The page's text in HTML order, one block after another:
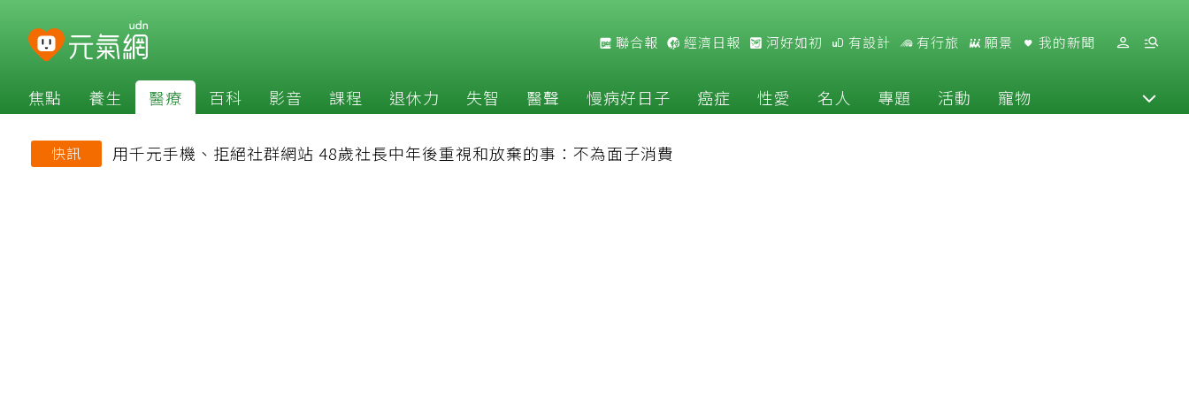
聯合報 經濟日報 河好如初 有設計 有行旅 願景 我的新聞
焦點 養生 醫療 百科 影音 課程 退休力 失智 醫聲 慢病好日子 癌症 性愛 名人 專題 活動 寵物
快訊 用千元手機、拒絕社群網站 48歲社長中年後重視和放棄的事：不為面子消費